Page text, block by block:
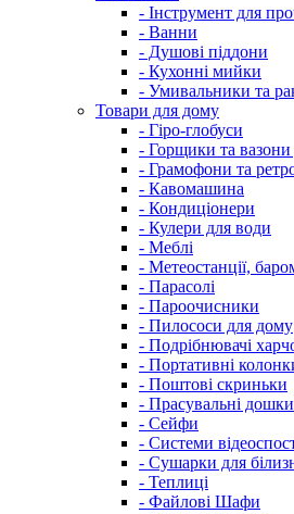
- Інструмент для
- Ванни
- Душові піддони
- Кухонні мийки
- Умивальники та
Товари для дому
- Гіро-глобуси
- Горщики та вазони
- Грамофони та
- Кавомашина
- Кондиціонери
- Кулери для води
- Меблі
- Метеостанції,
- Парасолі
- Пароочисники
- Пилососи для дому
- Подрібнювачі
- Портативні
- Поштові скриньки
- Прасувальні дошки
- Сейфи
- Системи
- Сушарки для
- Теплиці
- Файлові Шафи